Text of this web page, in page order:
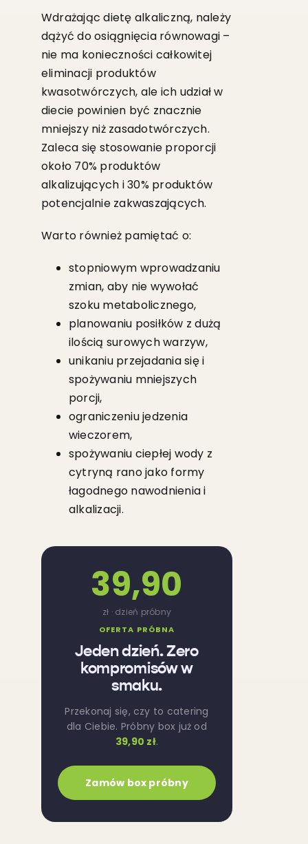
Wdrażając dietę alkaliczną, należy
dążyć do osiągnięcia równowagi –
nie ma konieczności całkowitej
eliminacji produktów
kwasotwórczych, ale ich udział w
diecie powinien być znacznie
mniejszy niż zasadotwórczych.
Zaleca się stosowanie proporcji
około 70% produktów
alkalizujących i 30% produktów
potencjalnie zakwaszających.
Warto również pamiętać o:
stopniowym wprowadzaniu
zmian, aby nie wywołać
szoku metabolicznego,
planowaniu posiłków z dużą
ilością surowych warzyw,
unikaniu przejadania się i
spożywaniu mniejszych
porcji,
ograniczeniu jedzenia
wieczorem,
spożywaniu ciepłej wody z
cytryną rano jako formy
łagodnego nawodnienia i
alkalizacji.
OFERTA PRÓBNA
Jeden dzień. Zero
kompromisów w
smaku.
Przekonaj się, czy to catering
dla Ciebie. Próbny box już od
39,90 zł.
Zamów box próbny
39,90
zł · dzień próbny